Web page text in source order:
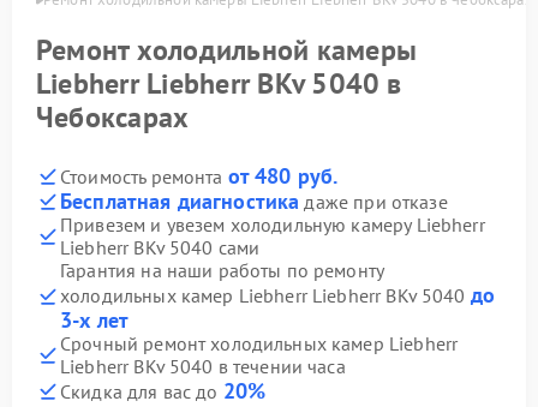
Ремонт холодильной камеры
Liebherr Liebherr BKv 5040 в
Чебоксарах
Стоимость ремонта от 480 руб.
Бесплатная диагностика даже при отказе
Привезем и увезем холодильную камеру Liebherr
Liebherr BKv 5040 сами
Гарантия на наши работы по ремонту
холодильных камер Liebherr Liebherr BKv 5040 до
3-х лет
Срочный ремонт холодильных камер Liebherr
Liebherr BKv 5040 в течении часа
Скидка для вас до 20%